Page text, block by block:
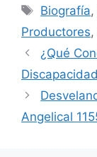
Tags
Biografía,
Productores,
¿Qué
Angelical